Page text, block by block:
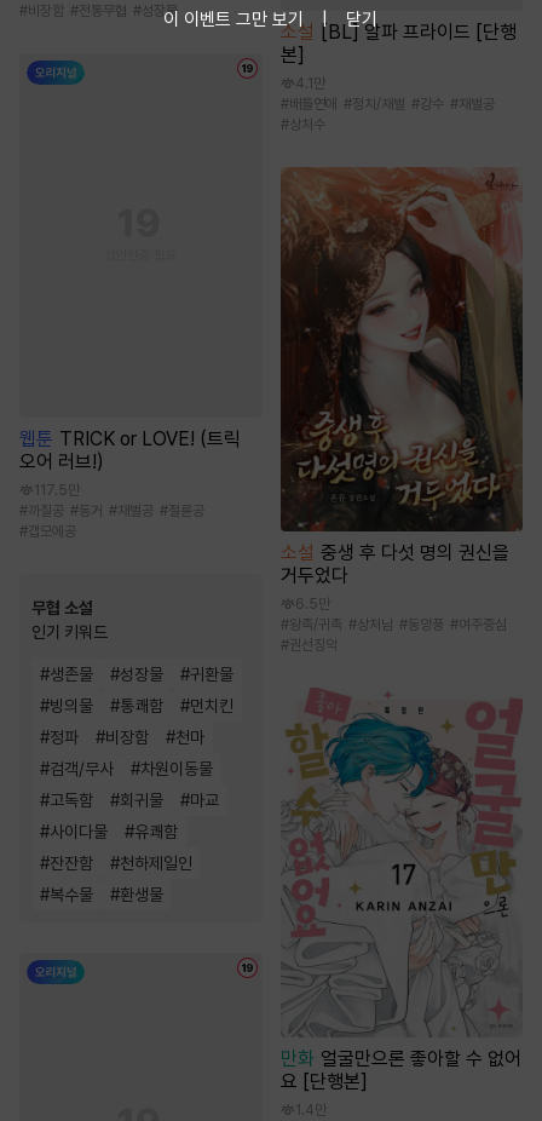
#비장함 #전통무협 #성장물
웹툰 TRICK or LOVE! (트릭
오어 러브!)
117.5만
#까칠공 #동거 # 재벌공 #절륜공
#갭모에공
무협 소설
인기 키워드
#생존물 #성장물 #귀환물
#빙의물 #통쾌함 #먼치킨
#정파 #비장함 #천마
#검객/무사 #차원이동물
#고독함 #회귀물 #마교
#사이다물 #유쾌함
#잔잔함 #천하제일인
#복수물 #환생물
소설 [BL] 알파 프라이드 [단행
본]
4.1만
#배틀연애 #정치/재벌 #강수 #재벌공
#상처수
소설 중생 후 다섯 명의 권신을
거두었다
6.5만
#왕족/귀족 #상처남 #동양풍 #여주중심
#권선징악
만화 얼굴만으론 좋아할 수 없어
요 [단행본]
1.4만
이 이벤트 그만 보기 닫기